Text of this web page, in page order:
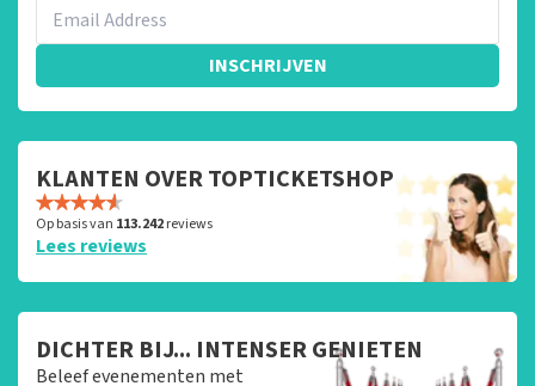
INSCHRIJVEN
KLANTEN OVER TOPTICKETSHOP
Op basis van 113.242reviews
Lees reviews
DICHTER BIJ... INTENSER GENIETEN
Beleef evenementen met